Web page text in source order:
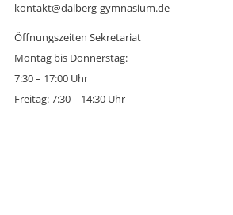
kontakt@dalberg-gymnasium.de
Öffnungszeiten Sekretariat
Montag bis Donnerstag:
7:30 – 17:00 Uhr
Freitag: 7:30 – 14:30 Uhr